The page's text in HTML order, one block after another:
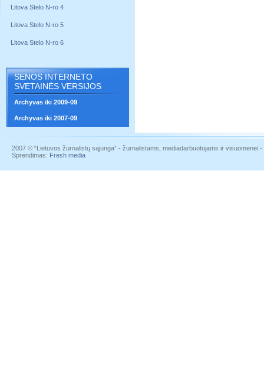
Litova Stelo N-ro 4
Litova Stelo N-ro 5
Litova Stelo N-ro 6
SENOS INTERNETO
SVETAINĖS VERSIJOS
Archyvas iki 2009-09
Archyvas iki 2007-09
2007 © “Lietuvos žurnalistų sąjunga” - žurnalistams, mediadarbuotojams ir visuomenei
Sprendimas: Fresh media